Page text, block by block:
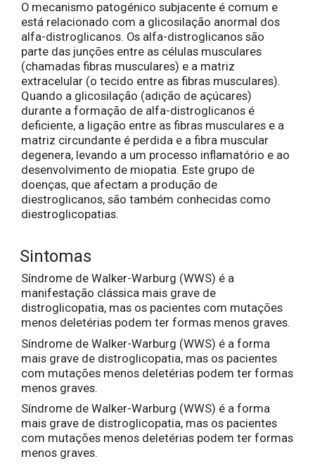
O mecanismo patogénico subjacente é comum e
está relacionado com a glicosilação anormal dos
alfa-distroglicanos. Os alfa-distroglicanos são
parte das junções entre as células musculares
(chamadas fibras musculares) e a matriz
extracelular (o tecido entre as fibras musculares).
Quando a glicosilação (adição de açúcares)
durante a formação de alfa-distroglicanos é
deficiente, a ligação entre as fibras musculares e a
matriz circundante é perdida e a fibra muscular
degenera, levando a um processo inflamatório e ao
desenvolvimento de miopatia. Este grupo de
doenças, que afectam a produção de
diestroglicanos, são também conhecidas como
diestroglicopatias.
Sintomas
Síndrome de Walker-Warburg (WWS) é a
manifestação clássica mais grave de
distroglicopatia, mas os pacientes com mutações
menos deletérias podem ter formas menos graves.
Síndrome de Walker-Warburg (WWS) é a forma
mais grave de distroglicopatia, mas os pacientes
com mutações menos deletérias podem ter formas
menos graves.
Síndrome de Walker-Warburg (WWS) é a forma
mais grave de distroglicopatia, mas os pacientes
com mutações menos deletérias podem ter formas
menos graves.